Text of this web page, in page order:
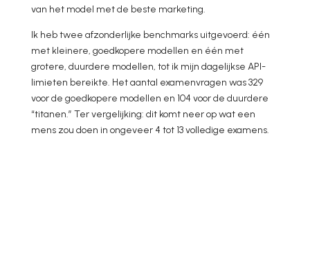
van het model met de beste marketing.
Ik heb twee afzonderlijke benchmarks uitgevoerd: één
met kleinere, goedkopere modellen en één met
grotere, duurdere modellen, tot ik mijn dagelijkse API-
limieten bereikte. Het aantal examenvragen was 329
voor de goedkopere modellen en 104 voor de duurdere
“titanen.” Ter vergelijking: dit komt neer op wat een
mens zou doen in ongeveer 4 tot 13 volledige examens.